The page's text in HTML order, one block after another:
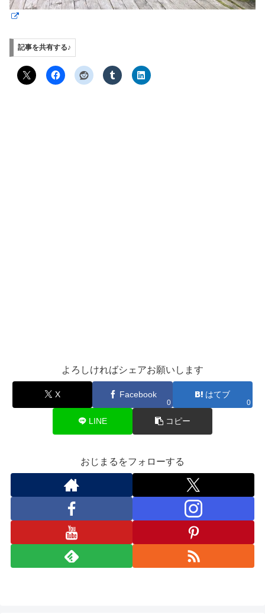
記事を共有する♪
よろしければシェアお願いします
X Facebook
0
はてブ
0
LINE コピー
おじまるをフォローする